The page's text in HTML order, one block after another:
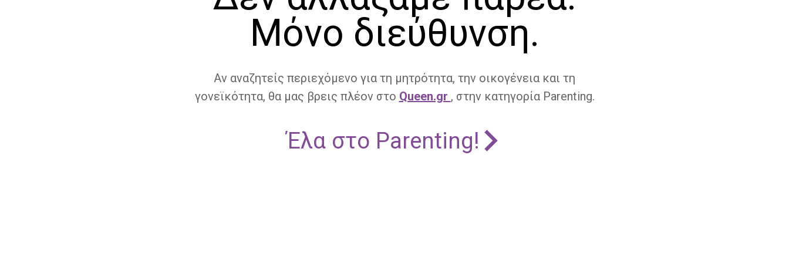
Μόνο διεύθυνση.
Αν αναζητείς περιεχόμενο για τη μητρότητα, την οικογένεια και τη
γονεϊκότητα, θα μας βρεις πλέον στο Queen.gr , στην κατηγορία Parenting.
Έλα στο Parenting!